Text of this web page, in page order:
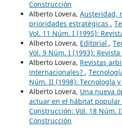
Construcción
Alberto Lovera, Austeridad,
prioridades estratégicas ,
Vol. 11 Núm. I (1995):
Alberto Lovera, Editorial ,
Vol. 9 Núm. I (1993): Revista
Alberto Lovera, Revistas
internacionales? ,
Núm. II (1998): Tecnología
Alberto Lovera, Una nueva
actuar en el hábitat popular
Construcción: Vol. 18 Núm.
Construcción